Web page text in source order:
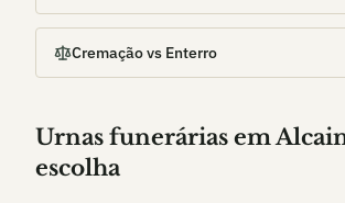
Cremação vs Enterro
Urnas funerárias em
escolha